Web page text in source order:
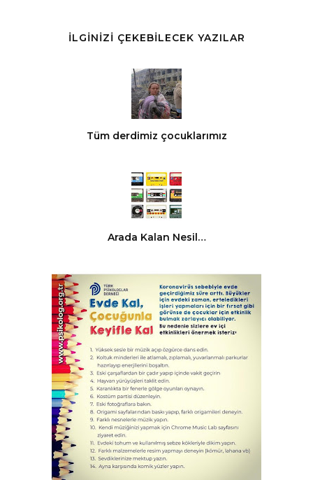
İLGİNİZİ ÇEKEBİLECEK YAZILAR
Tüm derdimiz çocuklarımız
Arada Kalan Nesil…